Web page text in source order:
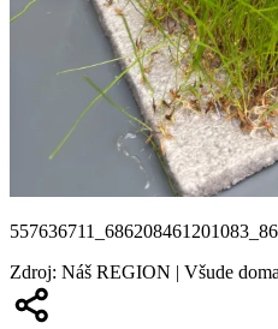
Zdroj: Náš REGION | Všude doma